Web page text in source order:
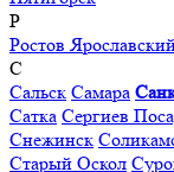
Р
Ростов
С
Сальск Самара
Сатка Сергиев
Снежинск
Старый Оскол